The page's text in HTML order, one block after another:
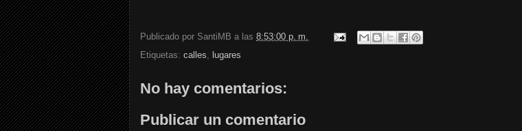
Publicado por SantiMB a las 8:53:00 p. m.
Etiquetas: calles, lugares
No hay comentarios:
Publicar un comentario